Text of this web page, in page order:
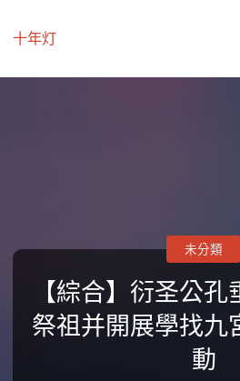
十年灯
【綜合】衍圣公
祭祖并開展學找九
動
未分類